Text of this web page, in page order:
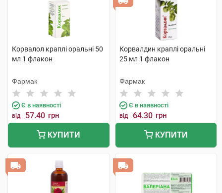
Корвалол краплі оральні 50
мл 1 флакон
Фармак
Є в наявності
від 57.40 грн
КУПИТИ
Корвалдин краплі оральні
25 мл 1 флакон
Фармак
Є в наявності
від 64.30 грн
КУПИТИ